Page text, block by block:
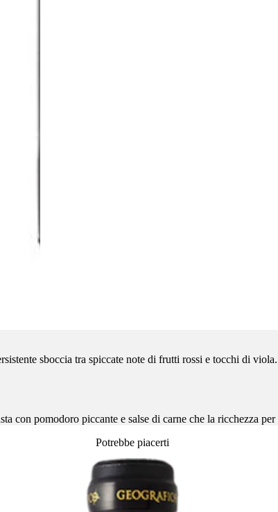
sboccia tra spiccate note di frutti rossi e tocchi di
con pomodoro piccante e salse di carne che la ricchezza
Potrebbe piacerti